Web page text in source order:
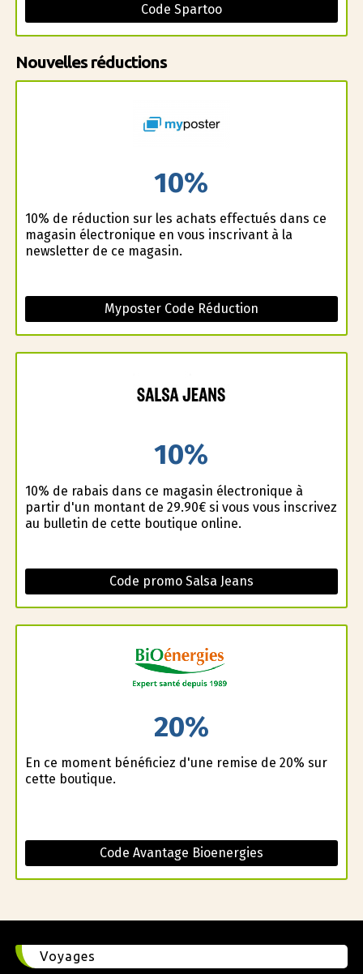
Code Spartoo
Nouvelles réductions
10%
10% de réduction sur les achats effectués dans ce
magasin électronique en vous inscrivant à la
newsletter de ce magasin.
Myposter Code Réduction
10%
10% de rabais dans ce magasin électronique à
partir d'un montant de 29.90€ si vous vous inscrivez
au bulletin de cette boutique online.
Code promo Salsa Jeans
20%
En ce moment bénéficiez d'une remise de 20% sur
cette boutique.
Code Avantage Bioenergies
Voyages